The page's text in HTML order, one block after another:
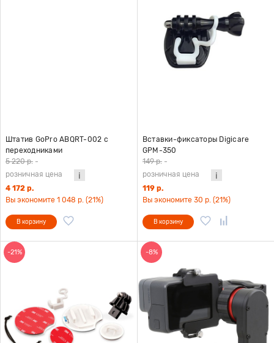
Штатив GoPro ABQRT-002 с
переходниками
5 220 р. -
розничная цена
4 172 р.
Вы экономите 1 048 р. (21%)
В корзину
Вставки-фиксаторы Digicare
GPM-350
149 р. -
розничная цена
119 р.
Вы экономите 30 р. (21%)
В корзину
-21% -8%